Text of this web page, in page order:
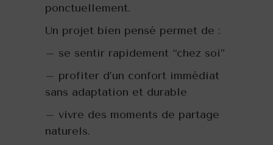
ponctuellement.
Un projet bien pensé permet de :
– se sentir rapidement “chez soi”
– profiter d’un confort immédiat
sans adaptation et durable
– vivre des moments de partage
naturels.